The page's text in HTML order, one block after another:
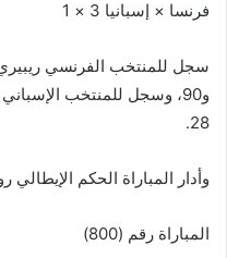
فرنسا × إسبانيا 3 × 1
و90، وسجل للمنتخب
28.
وأدار المباراة الحكم الإيطالي
المباراة رقم (800)